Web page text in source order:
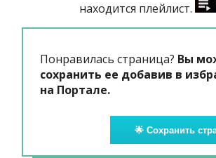
находится плейлист.
Понравилась страница? Вы
сохранить ее добавив в
на Портале.
🌟 Сохранить